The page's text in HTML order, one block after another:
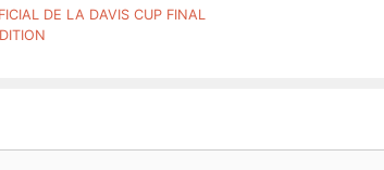
DE LA DAVIS CUP FINAL